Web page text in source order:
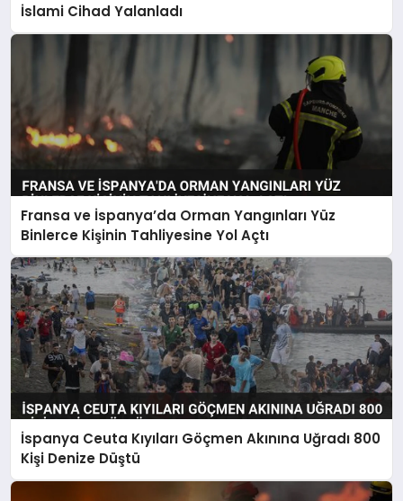
İslami Cihad Yalanladı
Fransa ve İspanya’da Orman Yangınları Yüz
Binlerce Kişinin Tahliyesine Yol Açtı
İspanya Ceuta Kıyıları Göçmen Akınına Uğradı 800
Kişi Denize Düştü